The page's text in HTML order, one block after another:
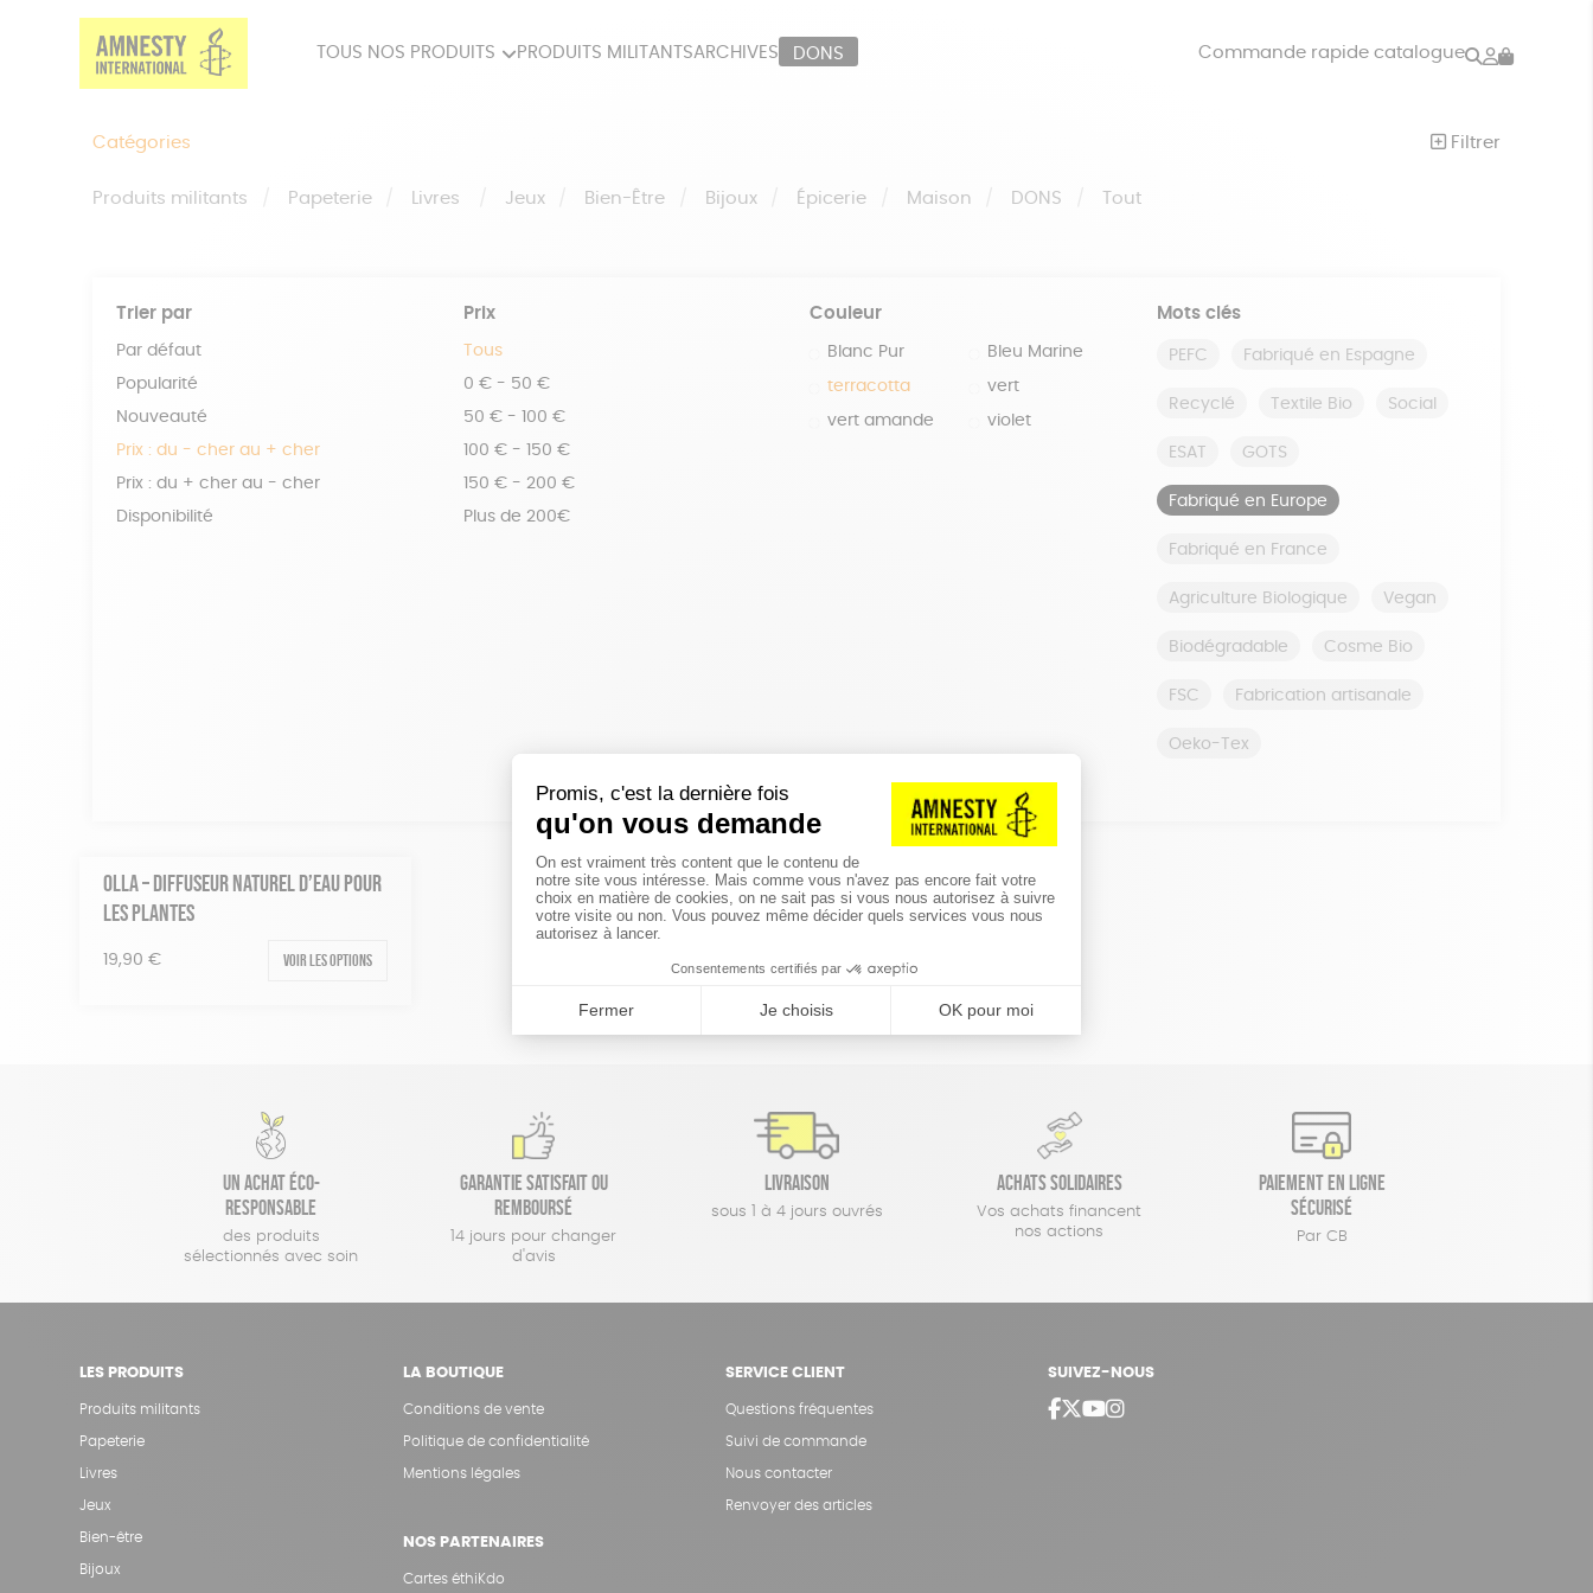
TOUS NOS PRODUITS PRODUITS MILITANTSARCHIVES DONS Commande rapide catalogue Rechercher
Mon
Catégories Filtrer
Produits militants Papeterie Livres Jeux Bien-Être Bijoux Épicerie Maison DONS Tout
Trier par
Par défaut
Popularité
Nouveauté
Prix : du - cher au + cher
Prix : du + cher au - cher
Disponibilité
Prix
Tous
0 € - 50 €
50 € - 100 €
100 € - 150 €
150 € - 200 €
Plus de 200€
Couleur
Blanc Pur Bleu Marine
terracotta vert
vert amande violet
Mots clés
PEFC Fabriqué en Espagne
Recyclé Textile Bio Social
ESAT GOTS
Fabriqué en Europe
Fabriqué en France
Agriculture Biologique Vegan
Biodégradable Cosme Bio
FSC Fabrication artisanale
Oeko-Tex
réinitialiser les filtres
OLLA – DIFFUSEUR NATUREL D’EAU POUR
LES PLANTES
19,90 € Voir les options
Un achat éco-
responsable
des produits
sélectionnés avec soin
Garantie satisfait ou
remboursé
14 jours pour changer
d'avis
Livraison
sous 1 à 4 jours ouvrés
Achats solidaires
Vos achats financent
nos actions
Paiement en ligne
sécurisé
Par CB
LES PRODUITS
Produits militants
Papeterie
Livres
Jeux
Bien-être
Bijoux
LA BOUTIQUE
Conditions de vente
Politique de confidentialité
Mentions légales
NOS PARTENAIRES
Cartes éthiKdo
SERVICE CLIENT
Questions fréquentes
Suivi de commande
Nous contacter
Renvoyer des articles
SUIVEZ-NOUS